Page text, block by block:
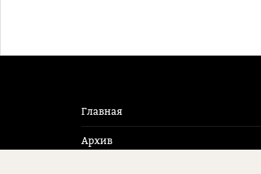
Главная
Архив